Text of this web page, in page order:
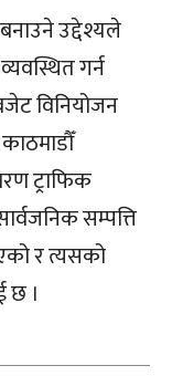
उद्देश्यले
गर्न
विनियोजन
ट्राफिक
सम्पत्ति
र त्यसको
छ ।